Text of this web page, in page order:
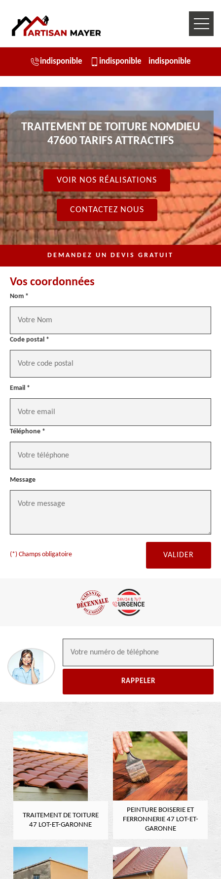
indisponible indisponible indisponible
TRAITEMENT DE TOITURE NOMDIEU
47600 TARIFS ATTRACTIFS
VOIR NOS RÉALISATIONS
CONTACTEZ NOUS
DEMANDEZ UN DEVIS GRATUIT
Vos coordonnées
Nom *
Code postal *
Email *
Téléphone *
Message
(*) Champs obligatoire
TRAITEMENT DE TOITURE
47 LOT-ET-GARONNE
PEINTURE BOISERIE ET
FERRONNERIE 47 LOT-ET-
GARONNE